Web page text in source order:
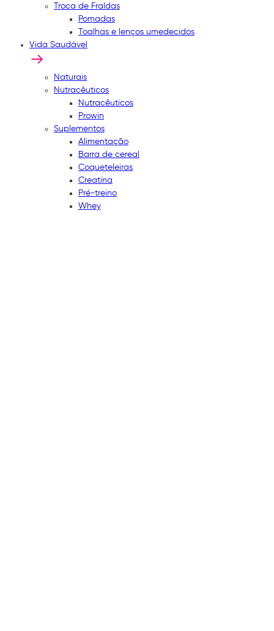
Troca de Fraldas
Pomadas
Toalhas e lenços umedecidos
Vida Saudável
Naturais
Nutracêuticos
Nutracêuticos
Prowin
Suplementos
Alimentação
Barra de cereal
Coqueteleiras
Creatina
Pré-treino
Whey